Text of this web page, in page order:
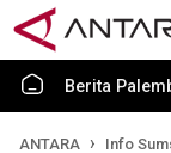
Berita
ANTARA Info